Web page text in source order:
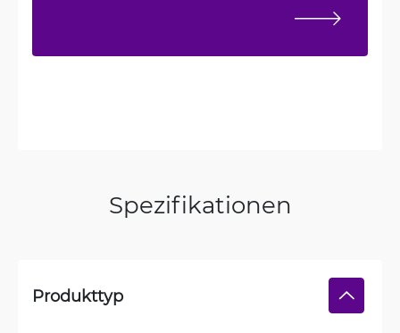
Spezifikationen
Produkttyp